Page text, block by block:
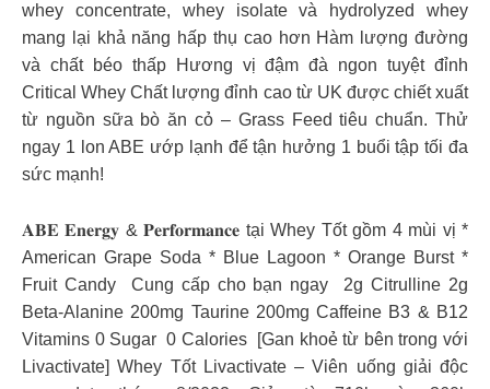
whey concentrate, whey isolate và hydrolyzed whey
mang lại khả năng hấp thụ cao hơn Hàm lượng đường
và chất béo thấp Hương vị đậm đà ngon tuyệt đỉnh
Critical Whey Chất lượng đỉnh cao từ UK được chiết xuất
từ nguồn sữa bò ăn cỏ – Grass Feed tiêu chuẩn. Thử
ngay 1 lon ABE ướp lạnh để tận hưởng 1 buổi tập tối đa
sức mạnh! ⁣
𝐀𝐁𝐄 𝐄𝐧𝐞𝐫𝐠𝐲 & 𝐏𝐞𝐫𝐟𝐨𝐫𝐦𝐚𝐧𝐜𝐞 tại Whey Tốt gồm 4 mùi vị *
American Grape Soda⁣ * Blue Lagoon⁣ * Orange Burst⁣ *
Fruit Candy⁣ ⁣ Cung cấp cho bạn ngay ⁣ 2g Citrulline⁣ 2g
Beta-Alanine⁣ 200mg Taurine⁣ 200mg Caffeine⁣ B3 & B12
Vitamins⁣ 0 Sugar ⁣ 0 Calories ⁣
[Gan khoẻ từ bên trong với
Livactivate] Whey Tốt Livactivate – Viên uống giải độc